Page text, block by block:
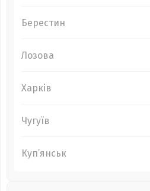
Берестин
Лозова
Харків
Чугуїв
Куп’янськ